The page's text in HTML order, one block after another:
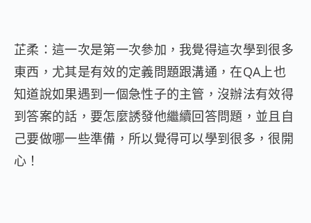
芷柔：這一次是第一次參加，我覺得這次學到很多
東西，尤其是有效的定義問題跟溝通，在QA上也
知道說如果遇到一個急性子的主管，沒辦法有效得
到答案的話，要怎麼誘發他繼續回答問題，並且自
己要做哪一些準備，所以覺得可以學到很多，很開
心！